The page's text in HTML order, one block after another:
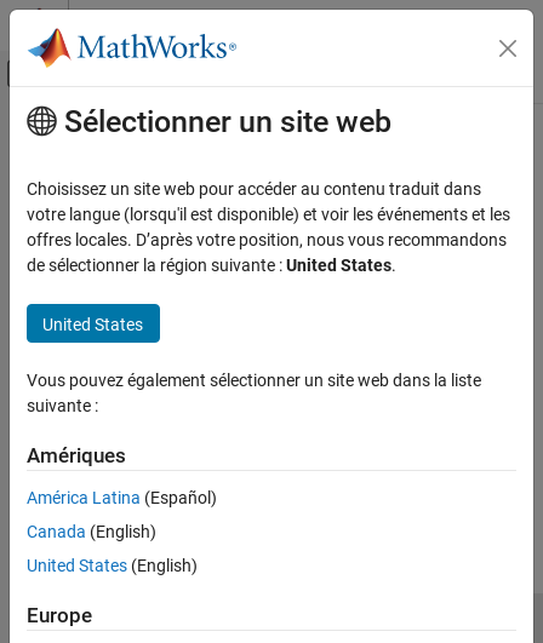
Passer au contenu
Activer/désactiver l'affichage du menu
Accueil de la documentation
Développement FPGA, ASIC et SoC
Contenu principal
How useful was this information?
Sélectionner un site web
Choisissez un site web pour accéder au contenu traduit dans
votre langue (lorsqu'il est disponible) et voir les événements et les
offres locales. D’après votre position, nous vous recommandons
de sélectionner la région suivante :United States.
United States
Vous pouvez également sélectionner un site web dans la liste
suivante :
Amériques
América Latina (Español)
Canada (English)
United States (English)
Europe